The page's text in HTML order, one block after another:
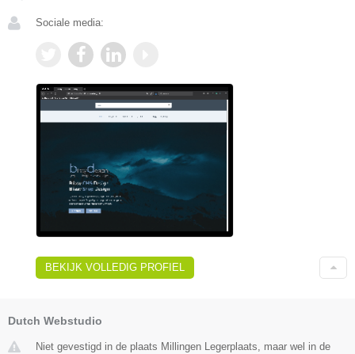
Sociale media:
BEKIJK VOLLEDIG PROFIEL
Dutch Webstudio
Niet gevestigd in de plaats Millingen Legerplaats, maar wel in de